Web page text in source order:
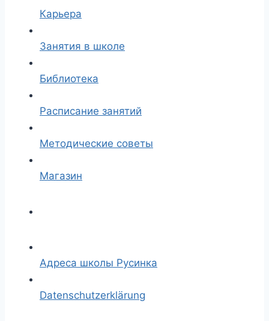
Карьера
Занятия в школе
Библиотека
Расписание занятий
Методические советы
Магазин
Адреса школы Русинка
Datenschutzerklärung